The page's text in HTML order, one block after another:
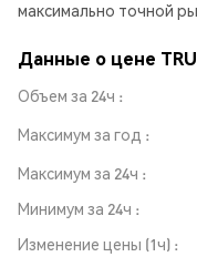
максимально точной
Данные о цене
Объем за 24ч
Максимум за год
Максимум за 24ч
Минимум за 24ч
Изменение цены (1ч)